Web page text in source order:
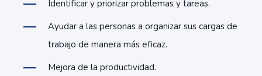
Identificar y priorizar problemas y tareas.
Ayudar a las personas a organizar sus cargas de
trabajo de manera más eficaz.
Mejora de la productividad.